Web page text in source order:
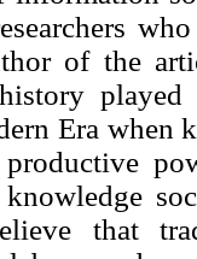
of the
Era when
that